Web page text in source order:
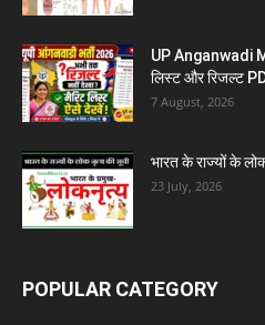
UP Anganwadi
लिस्ट और रिजल्ट
7 August, 2026
भारत के राज्यों के
23 July, 2026
POPULAR CATEGORY